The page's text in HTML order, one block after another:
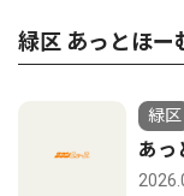
緑区 あっとほー
緑区
あっ